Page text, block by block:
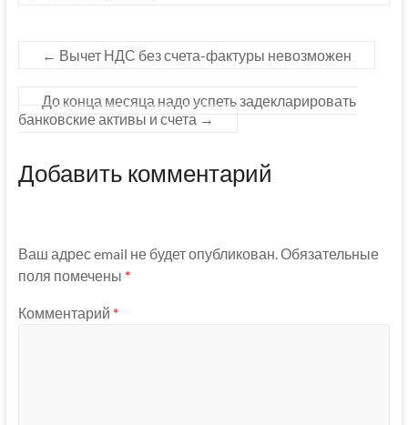
← Вычет НДС без счета-фактуры невозможен
До конца месяца надо успеть задекларировать
банковские активы и счета →
Добавить комментарий
Ваш адрес email не будет опубликован. Обязательные
поля помечены *
Комментарий *